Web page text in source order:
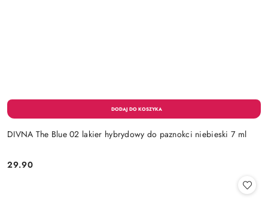
DIVNA The Blue 02 lakier hybrydowy do paznokci niebieski 7 ml
Cena:
29.90